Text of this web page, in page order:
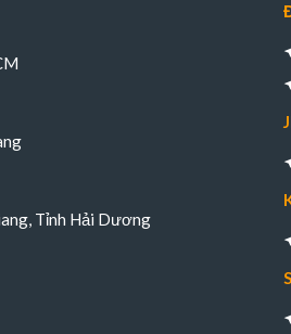
Tỉnh Hải Dương